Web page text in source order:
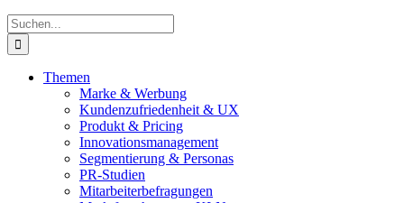
Suche
nach:
Themen
Marke & Werbung
Kundenzufriedenheit & UX
Produkt & Pricing
Innovationsmanagement
Segmentierung & Personas
PR-Studien
Mitarbeiterbefragungen